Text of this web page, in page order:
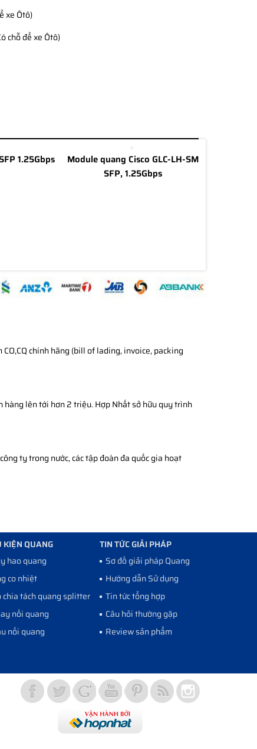
xe Ôtô)
chỗ để xe Ôtô)
1.25Gbps
Module quang Cisco GLC-LH-SM
SFP, 1.25Gbps
chính hãng (bill of lading, invoice, packing
lên tới hơn 2 triệu. Hợp Nhất sở hữu quy trình
ty trong nước, các tập đoàn đa quốc gia hoạt
KIỆN QUANG
hao quang
co nhiệt
chia tách quang splitter
nối quang
nối quang
TIN TỨC GIẢI PHÁP
Sơ đồ giải pháp Quang
Hướng dẫn Sử dụng
Tin tức tổng hợp
Câu hỏi thường gặp
Review sản phẩm